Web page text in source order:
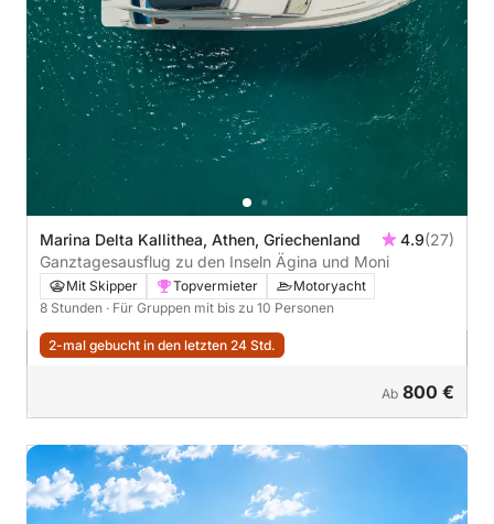
Marina Delta Kallithea, Athen, Griechenland 4.9(27)
Ganztagesausflug zu den Inseln Ägina und Moni
Mit Skipper Topvermieter
Motoryacht
8 Stunden · Für Gruppen mit bis zu 10 Personen
2-mal gebucht in den letzten 24 Std.
Ab 800 €